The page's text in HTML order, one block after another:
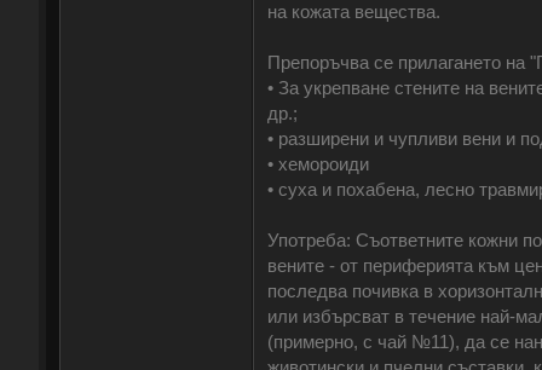
на кожата вещества.
Препоръчва се прилагането на
• За укрепване стените на
др.;
• разширени и чупливи вени и
• хемороиди
• суха и похабена, лесно
Употреба: Съответните кожни
вените - от периферията към
последва почивка в
или избърсват в течение най-
(примерно, с чай №11), да се